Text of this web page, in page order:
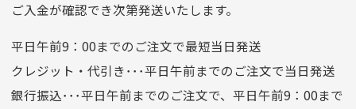
預金種目
普通預金
口座番号
0776226
口座名義
株式会社一条
ご入金が確認でき次第発送いたします。
平日午前9：00までのご注文で最短当日発送
クレジット・代引き･･･平日午前までのご注文で当日発送
銀行振込･･･平日午前までのご注文で、平日午前9：00まで